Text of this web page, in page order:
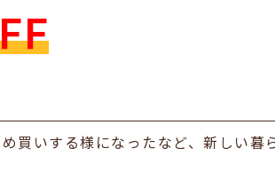
買いする様になったなど、新しい